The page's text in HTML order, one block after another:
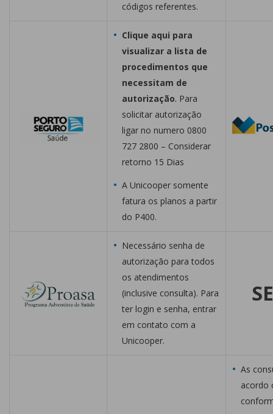
códigos referentes.
Clique aqui para
visualizar a lista de
procedimentos que
necessitam de
autorização. Para
solicitar autorização
ligar no numero 0800
727 2800 – Considerar
retorno 15 Dias
A Unicooper somente
fatura os planos a partir
do P400.
Necessário senha de
autorização para todos
os atendimentos
(inclusive consulta). Para
ter login e senha, entrar
em contato com a
Unicooper.
As
acordo